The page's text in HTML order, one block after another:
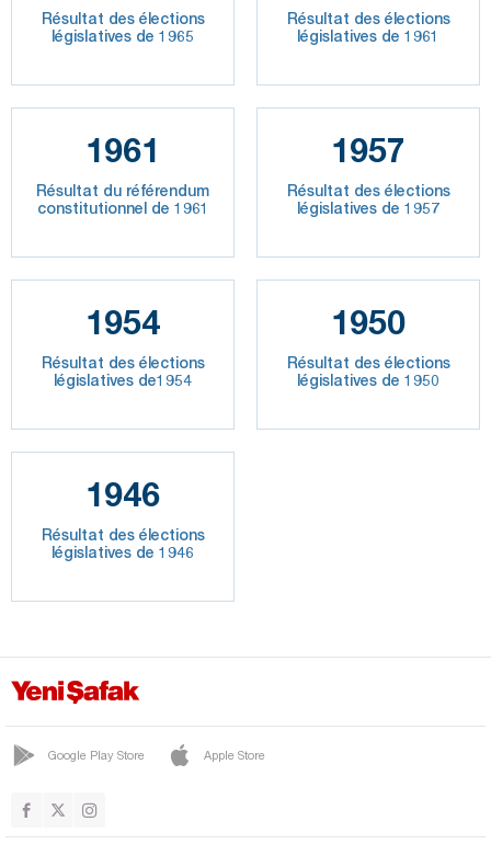
Résultat des élections
législatives de 1965
Résultat des élections
législatives de 1961
1961
Résultat du référendum
constitutionnel de 1961
1957
Résultat des élections
législatives de 1957
1954
Résultat des élections
législatives de1954
1950
Résultat des élections
législatives de 1950
1946
Résultat des élections
législatives de 1946
Google Play Store Apple Store